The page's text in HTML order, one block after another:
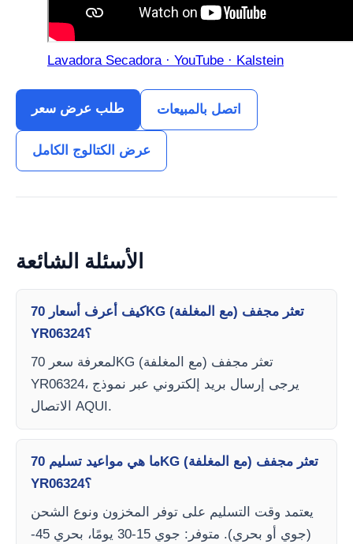
Lavadora Secadora · YouTube · Kalstein
طلب عرض سعر اتصل بالمبيعات
عرض الكتالوج الكامل
الأسئلة الشائعة
كيف أعرف أسعار 70KG تعثر مجفف (مع المغلفة)
YR06324؟
لمعرفة سعر 70KG تعثر مجفف (مع المغلفة)
YR06324، يرجى إرسال بريد إلكتروني عبر نموذج
الاتصال AQUI.
ما هي مواعيد تسليم 70KG تعثر مجفف (مع المغلفة)
YR06324؟
يعتمد وقت التسليم على توفر المخزون ونوع الشحن
(جوي أو بحري). متوفر: جوي 15-30 يومًا، بحري 45-